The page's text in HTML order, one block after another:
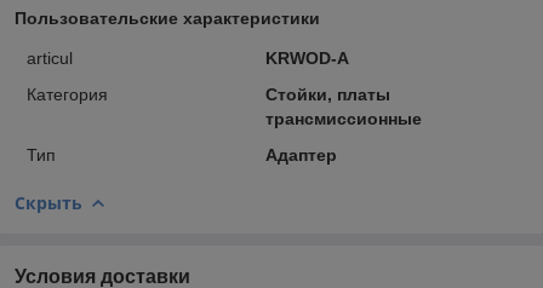
Пользовательские характеристики
articul
KRWOD-A
Категория
Стойки, платы
трансмиссионные
Тип
Адаптер
Скрыть
Условия доставки